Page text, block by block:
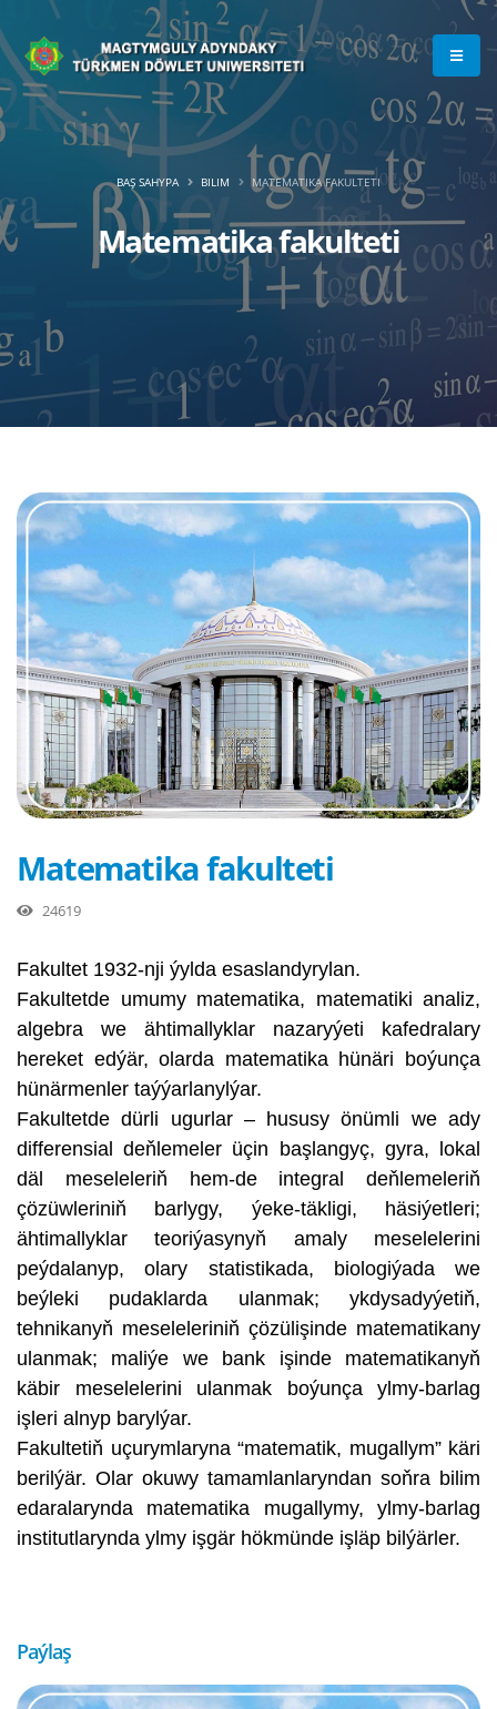
Matematika fakulteti
BAŞ SAHYPA BILIM MATEMATIKA FAKULTETI
Matematika fakulteti
24619
Fakultet 1932-nji ýylda esaslandyrylan.
Fakultetde umumy matematika, matematiki analiz,
algebra we ähtimallyklar nazaryýeti kafedralary
hereket edýär, olarda matematika hünäri boýunça
hünärmenler taýýarlanylýar.
Fakultetde dürli ugurlar – hususy önümli we ady
differensial deňlemeler üçin başlangyç, gyra, lokal
däl meseleleriň hem-de integral deňlemeleriň
çözüwleriniň barlygy, ýeke-täkligi, häsiýetleri;
ähtimallyklar teoriýasynyň amaly meselelerini
peýdalanyp, olary statistikada, biologiýada we
beýleki pudaklarda ulanmak; ykdysadyýetiň,
tehnikanyň meseleleriniň çözülişinde matematikany
ulanmak; maliýe we bank işinde matematikanyň
käbir meselelerini ulanmak boýunça ylmy-barlag
işleri alnyp barylýar.
Fakultetiň uçurymlaryna “matematik, mugallym” käri
berilýär. Olar okuwy tamamlanlaryndan soňra bilim
edaralarynda matematika mugallymy, ylmy-barlag
institutlarynda ylmy işgär hökmünde işläp bilýärler.
Paýlaş